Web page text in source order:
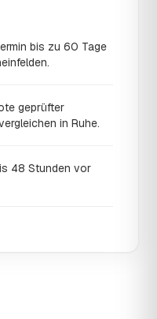
bis zu 60 Tage
geprüfter
in Ruhe.
48 Stunden vor